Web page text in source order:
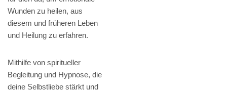
Wunden zu heilen, aus
diesem und früheren Leben
und Heilung zu erfahren.
Mithilfe von spiritueller
Begleitung und Hypnose, die
deine Selbstliebe stärkt und